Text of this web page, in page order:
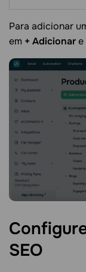
Para adicionar
em + Adicionare
SEO